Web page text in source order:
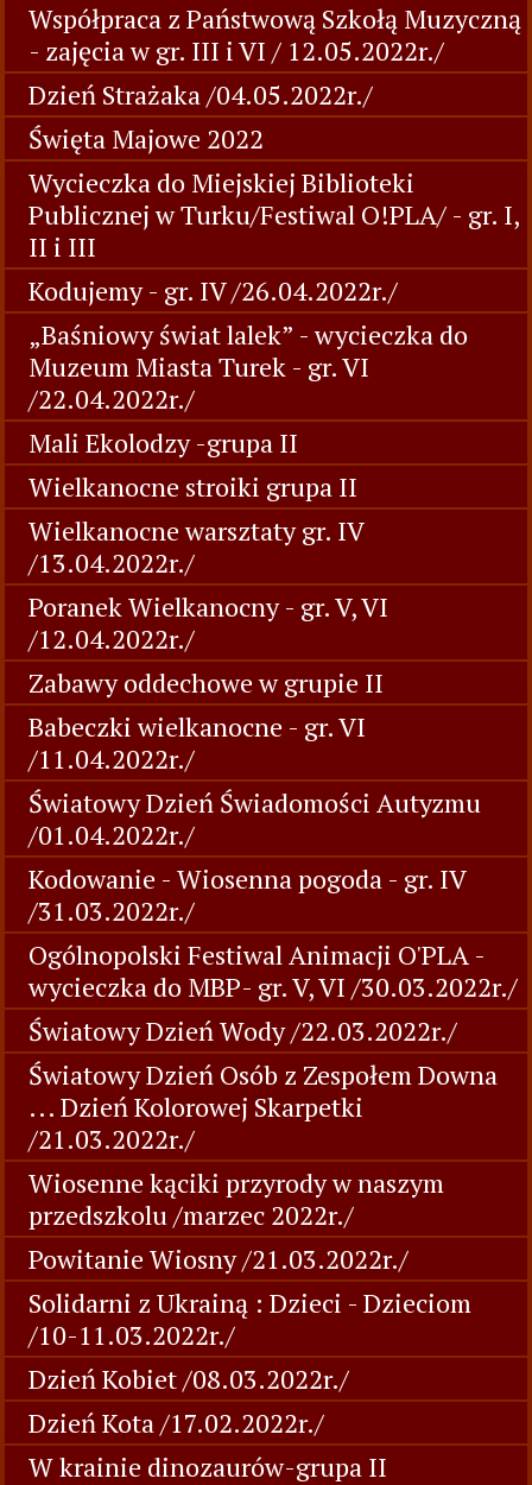
Współpraca z Państwową Szkołą Muzyczną
- zajęcia w gr. III i VI / 12.05.2022r./
Dzień Strażaka /04.05.2022r./
Święta Majowe 2022
Wycieczka do Miejskiej Biblioteki
Publicznej w Turku/Festiwal O!PLA/ - gr. I,
II i III
Kodujemy - gr. IV /26.04.2022r./
„Baśniowy świat lalek” - wycieczka do
Muzeum Miasta Turek - gr. VI
/22.04.2022r./
Mali Ekolodzy -grupa II
Wielkanocne stroiki grupa II
Wielkanocne warsztaty gr. IV
/13.04.2022r./
Poranek Wielkanocny - gr. V, VI
/12.04.2022r./
Zabawy oddechowe w grupie II
Babeczki wielkanocne - gr. VI
/11.04.2022r./
Światowy Dzień Świadomości Autyzmu
/01.04.2022r./
Kodowanie - Wiosenna pogoda - gr. IV
/31.03.2022r./
Ogólnopolski Festiwal Animacji O'PLA -
wycieczka do MBP- gr. V, VI /30.03.2022r./
Światowy Dzień Wody /22.03.2022r./
Światowy Dzień Osób z Zespołem Downa
... Dzień Kolorowej Skarpetki
/21.03.2022r./
Wiosenne kąciki przyrody w naszym
przedszkolu /marzec 2022r./
Powitanie Wiosny /21.03.2022r./
Solidarni z Ukrainą : Dzieci - Dzieciom
/10-11.03.2022r./
Dzień Kobiet /08.03.2022r./
Dzień Kota /17.02.2022r./
W krainie dinozaurów-grupa II